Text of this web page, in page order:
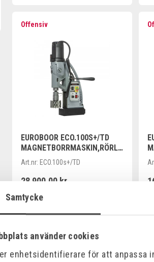
Samtycke
använder cookies
enhetsidentifierare för att anpassa
Offensiv
EUROBOOR ECO.100S+/TD
MAGNETBORRMASKIN,RÖRLI
G MAGNETFOT, >100MM
Art.nr: ECO.100s+/TD
28 900,00 kr
Nyhet